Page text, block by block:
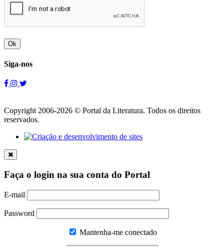
Ok
Siga-nos
Copyright 2006-2026 © Portal da Literatura. Todos os direitos
reservados.
Faça o login na sua conta do Portal
E-mail
Password
Mantenha-me conectado